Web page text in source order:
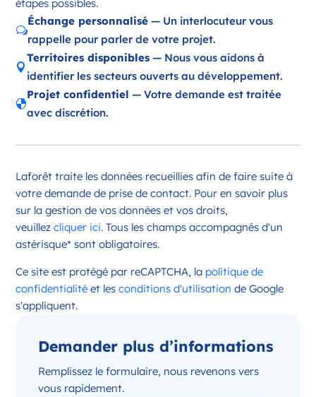
France
Référence: 87002
Plus d'infos
Candidater
Opportunité d’ouverture à Châteauroux
Châteauroux Centre-Val de Loire
France
Référence: 36044
Candidater
Opportunité d’ouverture à Issoudun
Issoudun Centre-Val de Loire
France
étapes possibles.
w
Échange personnalisé — Un interlocuteur vous
rappelle pour parler de votre projet.

Territoires disponibles — Nous vous aidons à
identifier les secteurs ouverts au développement.

Projet confidentiel — Votre demande est traitée
avec discrétion.
Laforêt traite les données recueillies afin de faire suite à
votre demande de prise de contact. Pour en savoir plus
sur la gestion de vos données et vos droits,
veuillez cliquer ici. Tous les champs accompagnés d'un
astérisque* sont obligatoires.
Ce site est protégé par reCAPTCHA, la politique de
confidentialité et les conditions d'utilisation de Google
s'appliquent.
Demander plus d’informations
Remplissez le formulaire, nous revenons vers
vous rapidement.